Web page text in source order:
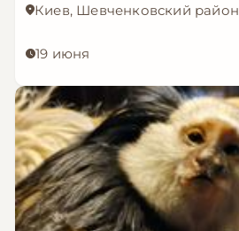
Киев, Шевченковский район
19 июня